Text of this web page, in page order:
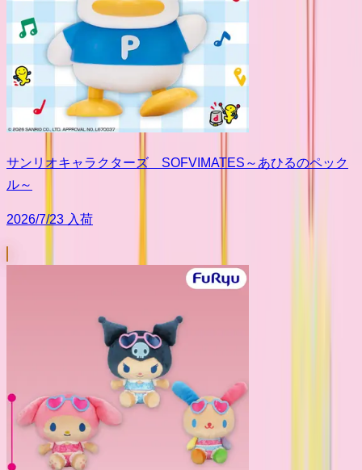
サンリオキャラクターズ SOFVIMATES～あひるのペック
ル～
2026/7/23 入荷